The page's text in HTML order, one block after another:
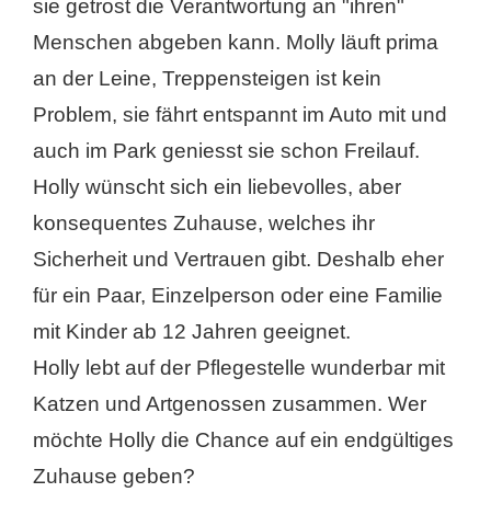
sie getrost die Verantwortung an "ihren"
Menschen abgeben kann. Molly läuft prima
an der Leine, Treppensteigen ist kein
Problem, sie fährt entspannt im Auto mit und
auch im Park geniesst sie schon Freilauf.
Holly wünscht sich ein liebevolles, aber
konsequentes Zuhause, welches ihr
Sicherheit und Vertrauen gibt. Deshalb eher
für ein Paar, Einzelperson oder eine Familie
mit Kinder ab 12 Jahren geeignet.
Holly lebt auf der Pflegestelle wunderbar mit
Katzen und Artgenossen zusammen. Wer
möchte Holly die Chance auf ein endgültiges
Zuhause geben?